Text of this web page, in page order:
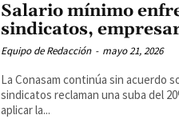
Salario mínimo
sindicatos,
Equipo de Redacción - mayo 21, 2026
La Conasam continúa sin acuerdo
sindicatos reclaman una suba del
aplicar la...